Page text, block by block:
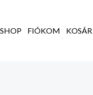
FIÓKOM KOSÁR